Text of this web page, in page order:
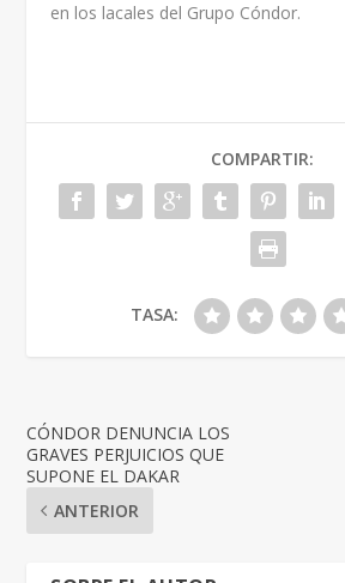
en los lacales del Grupo Cóndor.
COMPARTIR:
TASA:
CÓNDOR DENUNCIA LOS
GRAVES PERJUICIOS QUE
SUPONE EL DAKAR
ANTERIOR